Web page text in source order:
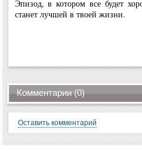
Эпизод, в котором все будет
станет лучшей в твоей жизни.
Комментарии (0)
Оставить комментарий